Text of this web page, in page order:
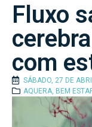
Fluxo
com
SÁBADO, 27 DE
AQUERA, BEM